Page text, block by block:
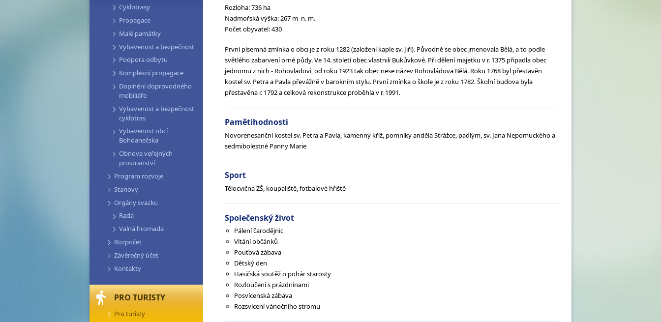
Cyklotrasy
Propagace
Malé památky
Vybavenost a bezpečnost
Podpora odbytu
Komplexní propagace
Doplnění doprovodného
mobiliáře
Vybavenost a bezpečnost
cyklotras
Vybavenost obcí
Bohdanečska
Obnova veřejných
prostranství
Program rozvoje
Stanovy
Orgány svazku
Rada
Valná hromada
Rozpočet
Závěrečný účet
Kontakty
PRO TURISTY
Pro turisty
Rozloha: 736 ha
Nadmořská výška: 267 m n. m.
Počet obyvatel: 430
První písemná zmínka o obci je z roku 1282 (založení kaple sv. Jiří). Původně se obec jmenovala Bělá, a to podle
světlého zabarvení orné půdy. Ve 14. století obec vlastnili Bukůvkové. Při dělení majetku v r. 1375 připadla obec
jednomu z nich - Rohovladovi, od roku 1923 tak obec nese název Rohovládova Bělá. Roku 1768 byl přestavěn
kostel sv. Petra a Pavla převážně v barokním stylu. První zmínka o škole je z roku 1782. Školní budova byla
přestavěna r. 1792 a celková rekonstrukce proběhla v r. 1991.
Pamětihodnosti
Novorenesanční kostel sv. Petra a Pavla, kamenný kříž, pomníky anděla Strážce, padlým, sv. Jana Nepomuckého a
sedmibolestné Panny Marie
Sport
Tělocvična ZŠ, koupaliště, fotbalové hřiště
Společenský život
Pálení čarodějnic
Vítání občánků
Pouťová zábava
Dětský den
Hasičská soutěž o pohár starosty
Rozloučení s prázdninami
Posvícenská zábava
Rozsvícení vánočního stromu